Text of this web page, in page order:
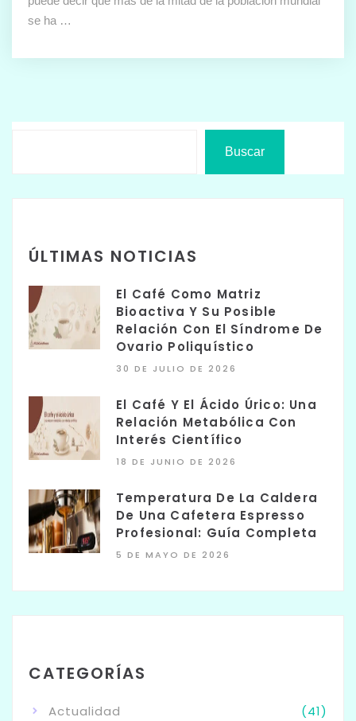
se ha …
Buscar
ÚLTIMAS NOTICIAS
El Café Como Matriz
Bioactiva Y Su Posible
Relación Con El Síndrome De
Ovario Poliquístico
30 DE JULIO DE 2026
El Café Y El Ácido Úrico: Una
Relación Metabólica Con
Interés Científico
18 DE JUNIO DE 2026
Temperatura De La Caldera
De Una Cafetera Espresso
Profesional: Guía Completa
5 DE MAYO DE 2026
CATEGORÍAS
Actualidad (41)